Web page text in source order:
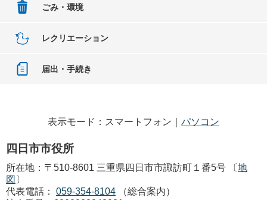
ごみ・環境
レクリエーション
届出・手続き
表示モード：スマートフォン｜ パソコン
四日市市役所
所在地：〒510-8601 三重県四日市市諏訪町１番5号 〔地
図 〕
代表電話：
059-354-8104
（総合案内）